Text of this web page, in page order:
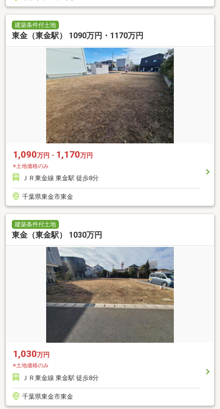
建築条件付土地
東金（東金駅） 1090万円・1170万円
1,090万円・ 1,170万円
※土地価格のみ
ＪＲ東金線 東金駅 徒歩8分
千葉県東金市東金
建築条件付土地
東金（東金駅） 1030万円
1,030万円
※土地価格のみ
ＪＲ東金線 東金駅 徒歩8分
千葉県東金市東金